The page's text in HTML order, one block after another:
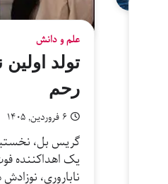
علم و دانش
تولد
رحم
۶ فروردین, ۱۴۰۵
گریس بل،
یک اهداکننده
ناباروری،